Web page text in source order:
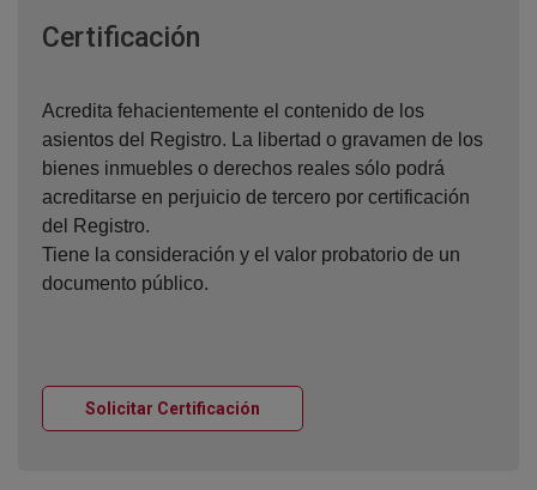
Certificación
Acredita fehacientemente el contenido de los
asientos del Registro. La libertad o gravamen de los
bienes inmuebles o derechos reales sólo podrá
acreditarse en perjuicio de tercero por certificación
del Registro.
Tiene la consideración y el valor probatorio de un
documento público.
Solicitar Certificación